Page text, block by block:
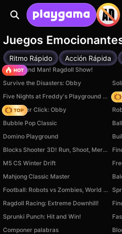
Juegos
Ritmo Rápido Acción Rápida
Playground Man! Ragdoll Show!
Survive the Disasters: Obby
Five Nights at Freddy's Playground Sandbox
Speed per Click: Obby
Bubble Pop Classic
Domino Playground
Blocks Shooter 3D! Run, Shoot, Merge Weapons!
M5 CS Winter Drift
Mahjong Classic Master
Football: Robots vs Zombies, World Cup!
Ragdoll Racing: Extreme Downhill!
Sprunki Punch: Hit and Win!
Componer palabras